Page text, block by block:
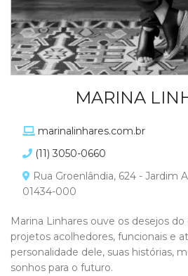
MARINA
marinalinhares.com.br
(11) 3050-0660
Rua Groenlândia, 624 - Jardim
01434-000
Marina Linhares ouve os desejos
projetos acolhedores, funcionais e
personalidade dele, suas histórias,
sonhos para o futuro.